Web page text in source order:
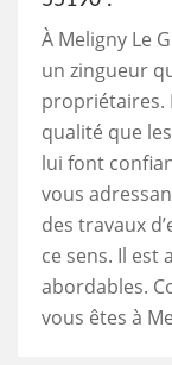
À Meligny Le
un zingueur
propriétaires.
qualité que
lui font
vous
des travaux
ce sens. Il est
abordables.
vous êtes à